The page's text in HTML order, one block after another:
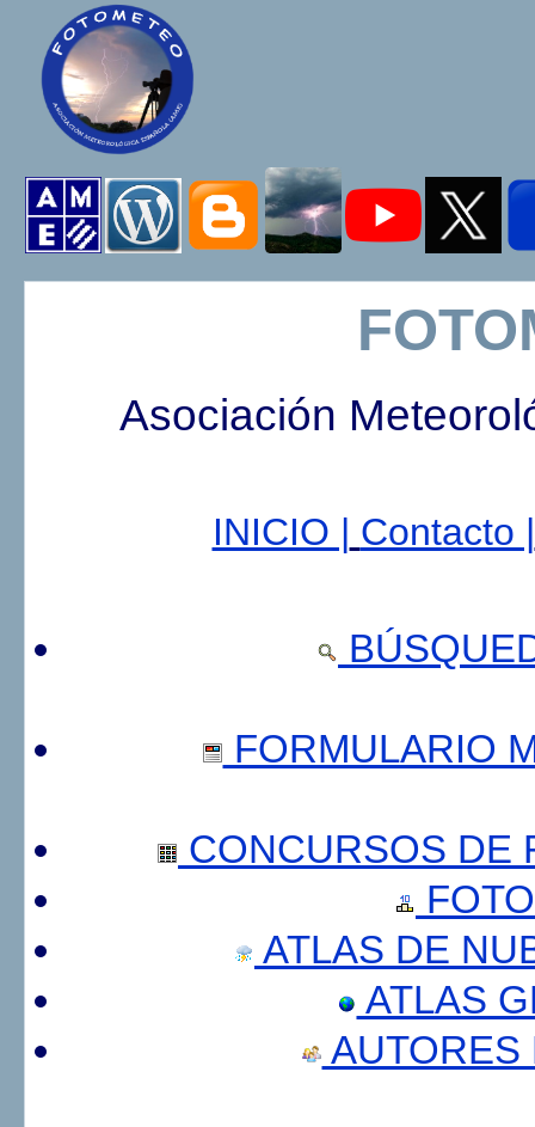
Asociación
INICIO | Contacto |
FORMULARIO
CONCURSOS DE
ATLAS DE
ATLAS
AUTORES